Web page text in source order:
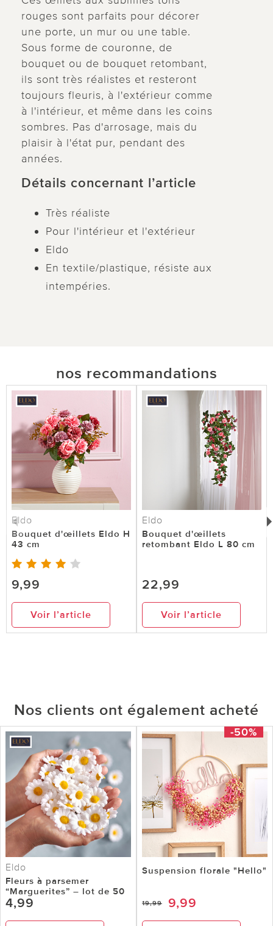
rouges sont parfaits pour décorer
une porte, un mur ou une table.
Sous forme de couronne, de
bouquet ou de bouquet retombant,
ils sont très réalistes et resteront
toujours fleuris, à l'extérieur comme
à l'intérieur, et même dans les coins
sombres. Pas d'arrosage, mais du
plaisir à l'état pur, pendant des
années.
Détails concernant l’article
Très réaliste
Pour l'intérieur et l'extérieur
Eldo
En textile/plastique, résiste aux
intempéries.
nos recommandations
Eldo
Bouquet d'œillets Eldo H
43 cm
9,99
Voir l’article
Eldo
Bouquet d'œillets
retombant Eldo L 80 cm
22,99
Voir l’article
Nos clients ont également acheté
Eldo
Fleurs à parsemer
“Marguerites” – lot de 50
4,99
-50%
Suspension florale "Hello"
19,99 9,99